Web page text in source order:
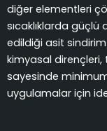
diğer elementleri
sıcaklıklarda güçlü
edildiği asit sindirim
kimyasal dirençleri,
sayesinde
uygulamalar için